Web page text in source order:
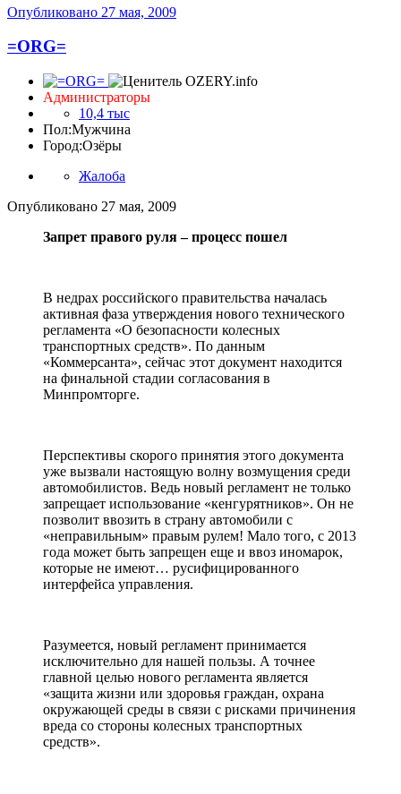
Опубликовано 27 мая, 2009
=ORG=
Администраторы
10,4 тыс
Пол:Мужчина
Город:Озёры
Жалоба
Опубликовано 27 мая, 2009
Запрет правого руля – процесс пошел
В недрах российского правительства началась
активная фаза утверждения нового технического
регламента «О безопасности колесных
транспортных средств». По данным
«Коммерсанта», сейчас этот документ находится
на финальной стадии согласования в
Минпромторге.
Перспективы скорого принятия этого документа
уже вызвали настоящую волну возмущения среди
автомобилистов. Ведь новый регламент не только
запрещает использование «кенгурятников». Он не
позволит ввозить в страну автомобили с
«неправильным» правым рулем! Мало того, с 2013
года может быть запрещен еще и ввоз иномарок,
которые не имеют… русифицированного
интерфейса управления.
Разумеется, новый регламент принимается
исключительно для нашей пользы. А точнее
главной целью нового регламента является
«защита жизни или здоровья граждан, охрана
окружающей среды в связи с рисками причинения
вреда со стороны колесных транспортных
средств».